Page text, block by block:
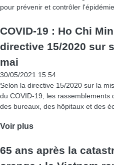
pour prévenir et contrôler
COVID-19 : Ho Chi
directive 15/2020 sur
mai
30/05/2021 15:54
Selon la directive 15/2020 sur la
du COVID-19, les rassemblements
des bureaux, des hôpitaux et des
Voir plus
65 ans après la